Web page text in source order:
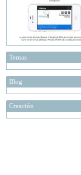
Temas
Blog
Creación